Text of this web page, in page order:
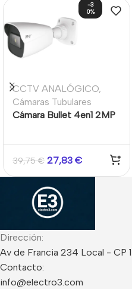
-3
0%
CCTV ANALÓGICO,
Cámaras Tubulares
Cámara Bullet 4en1 2MP
39,75€ 27,83 €
Dirección:
Av de Francia 234 Local - CP
Contacto:
info@electro3.com